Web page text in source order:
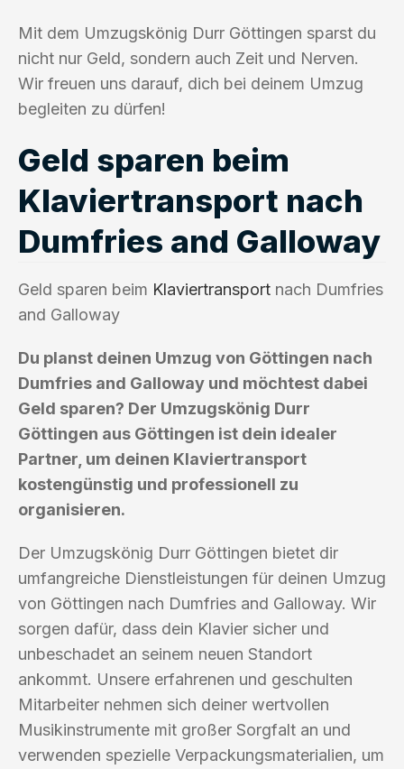
Mit dem Umzugskönig Durr Göttingen sparst du
nicht nur Geld, sondern auch Zeit und Nerven.
Wir freuen uns darauf, dich bei deinem Umzug
begleiten zu dürfen!
Geld sparen beim
Klaviertransport nach
Dumfries and Galloway
Geld sparen beim Klaviertransport nach Dumfries
and Galloway
Du planst deinen Umzug von Göttingen nach
Dumfries and Galloway und möchtest dabei
Geld sparen? Der Umzugskönig Durr
Göttingen aus Göttingen ist dein idealer
Partner, um deinen Klaviertransport
kostengünstig und professionell zu
organisieren.
Der Umzugskönig Durr Göttingen bietet dir
umfangreiche Dienstleistungen für deinen Umzug
von Göttingen nach Dumfries and Galloway. Wir
sorgen dafür, dass dein Klavier sicher und
unbeschadet an seinem neuen Standort
ankommt. Unsere erfahrenen und geschulten
Mitarbeiter nehmen sich deiner wertvollen
Musikinstrumente mit großer Sorgfalt an und
verwenden spezielle Verpackungsmaterialien, um